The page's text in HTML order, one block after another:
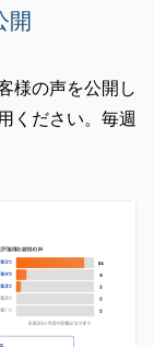
開
様の声を公開し
ください。毎週